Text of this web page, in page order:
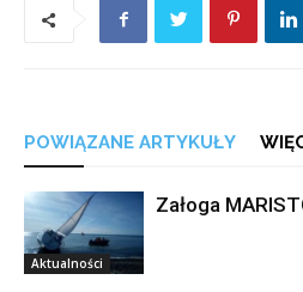
POWIĄZANE ARTYKUŁY
Aktualności
Załoga